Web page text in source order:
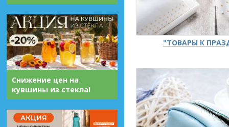
Снижение цен на
кувшины из стекла!
"ТОВАРЫ К